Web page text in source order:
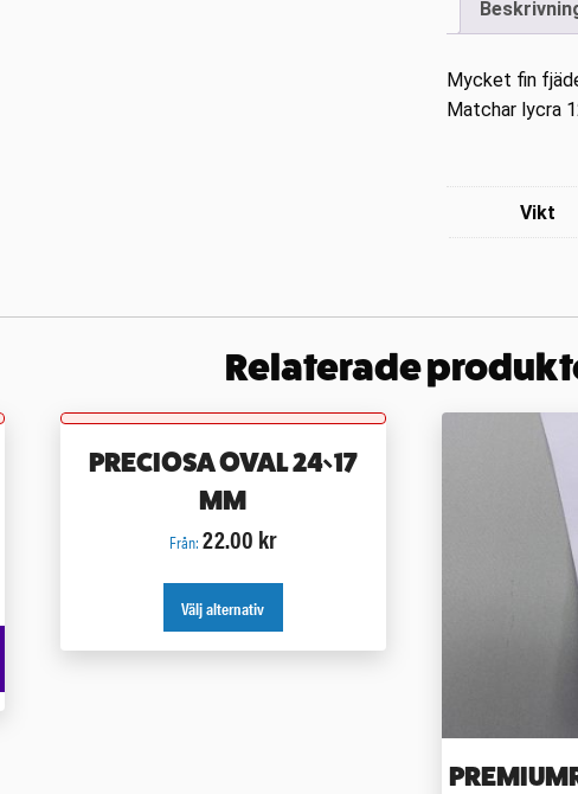
Mycket fin
Matchar lycra
Vikt
Relaterade
PRECIOSA OVAL 24×17
MM
Från: 22.00 kr
Välj alternativ